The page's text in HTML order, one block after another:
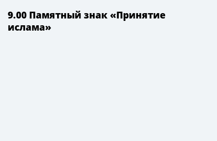
9.00 Памятный знак «Принятие
ислама»